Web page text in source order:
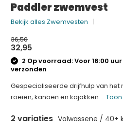
Paddler zwemvest
Bekijk alles Zwemvesten
36,50
32,95
2 Op voorraad: Voor 16:00
verzonden
Gespecialiseerde drijfhulp van het
roeien, kanoën en kajakken....
2 variaties Volwassene / 40+